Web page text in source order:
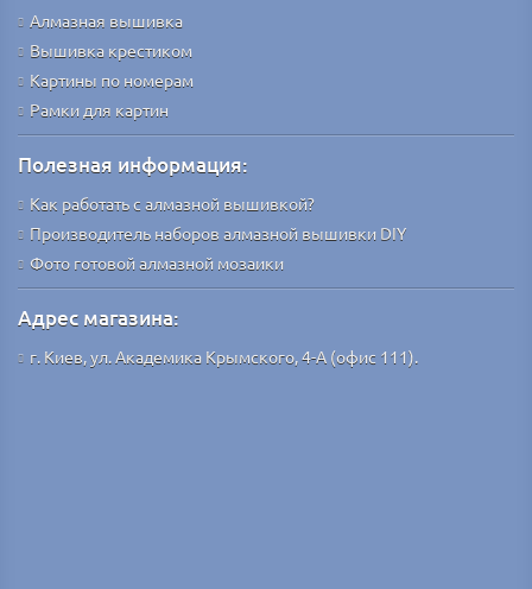
Алмазная вышивка
Вышивка крестиком
Картины по номерам
Рамки для картин
Полезная информация:
Как работать с алмазной вышивкой?
Производитель наборов алмазной вышивки DIY
Фото готовой алмазной мозаики
Адрес магазина:
г. Киев, ул. Академика Крымского, 4-А (офис 111).